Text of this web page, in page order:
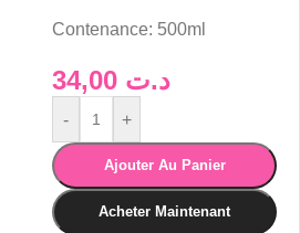
Contenance: 500ml
د.ت
- +
Ajouter Au Panier
Acheter Maintenant